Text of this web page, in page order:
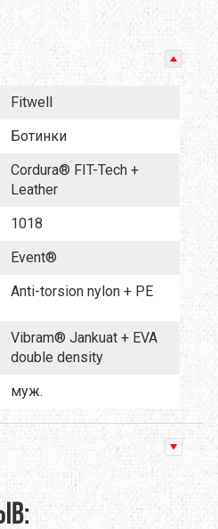
Fitwell
Ботинки
Cordura® FIT-Tech +
Leather
1018
Event®
Anti-torsion nylon + PE
Vibram® Jankuat + EVA
double density
муж.